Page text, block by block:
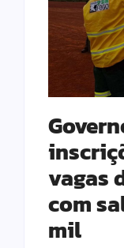
vagas
com
mil